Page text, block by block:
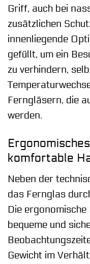
Griff, auch bei
zusätzlichen
innenliegende
gefüllt, um ein
zu verhindern,
Ferngläsern, die
werden.
komfortable
Neben der
das Fernglas
Die
bequeme und
Gewicht im